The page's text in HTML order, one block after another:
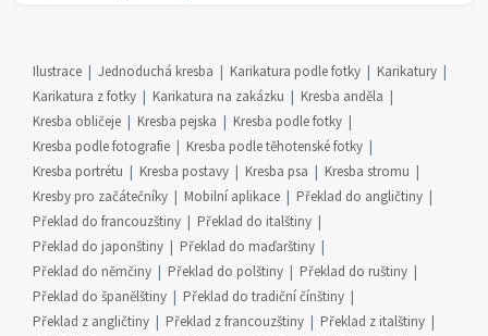
Ilustrace Jednoduchá kresba Karikatura podle fotky
Karikatury
Karikatura z fotky
Karikatura na zakázku
Kresba anděla
Kresba obličeje
Kresba pejska
Kresba podle fotky
Kresba podle fotografie
Kresba podle těhotenské fotky
Kresba portrétu
Kresba postavy Kresba psa
Kresba stromu
Kresby pro začátečníky
Mobilní aplikace
Překlad do angličtiny
Překlad do francouzštiny
Překlad do italštiny
Překlad do japonštiny
Překlad do maďarštiny
Překlad do němčiny
Překlad do polštiny
Překlad do ruštiny
Překlad do španělštiny
Překlad do tradiční čínštiny
Překlad z angličtiny
Překlad z francouzštiny
Překlad z italštiny